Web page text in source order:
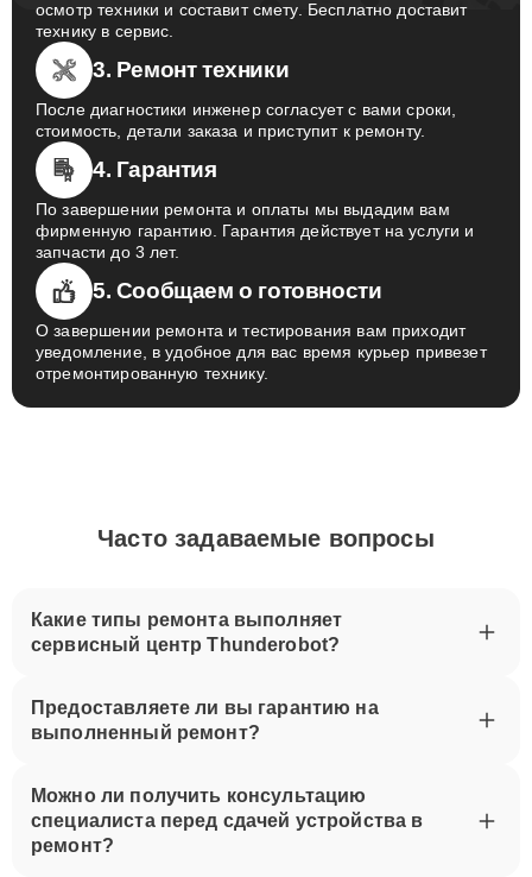
осмотр техники и составит смету. Бесплатно доставит
технику в сервис.
3. Ремонт техники
После диагностики инженер согласует с вами сроки,
стоимость, детали заказа и приступит к ремонту.
4. Гарантия
По завершении ремонта и оплаты мы выдадим вам
фирменную гарантию. Гарантия действует на услуги и
запчасти до 3 лет.
5. Сообщаем о готовности
О завершении ремонта и тестирования вам приходит
уведомление, в удобное для вас время курьер привезет
отремонтированную технику.
Часто задаваемые вопросы
Какие типы ремонта выполняет
сервисный центр Thunderobot?
Предоставляете ли вы гарантию на
выполненный ремонт?
Можно ли получить консультацию
специалиста перед сдачей устройства в
ремонт?